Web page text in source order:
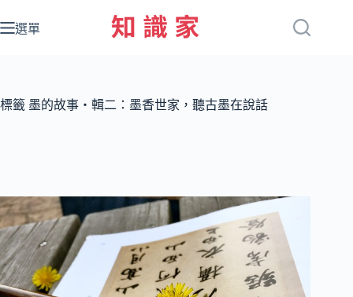
至
容
選單
標籤 墨的故事‧輯二：墨香世家，聽古墨在說話